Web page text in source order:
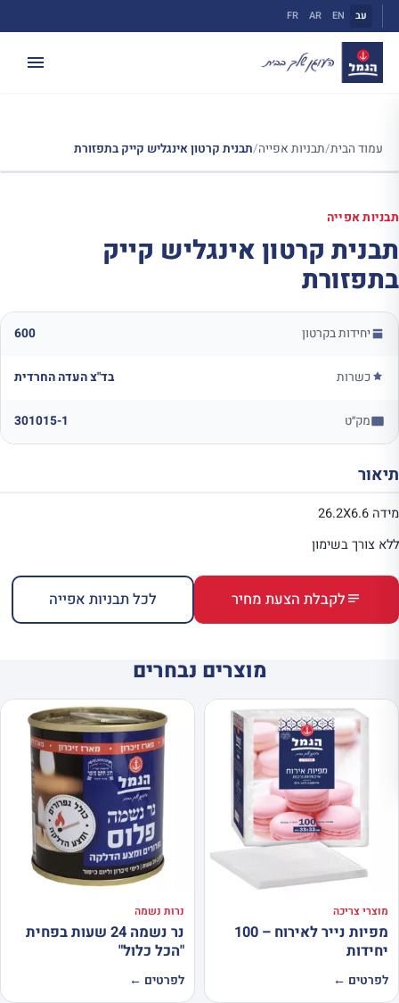
לתוכן
עב EN
AR
FR
עמוד הבית/תבניות אפייה/תבנית קרטון אינגליש קייק בתפזורת
תבניות אפייה
תבנית קרטון אינגליש קייק
בתפזורת
יחידות בקרטון 600
כשרות בד"צ העדה החרדית
מק״ט 301015-1
תיאור
מידה 26.2X6.6
ללא צורך בשימון
לקבלת הצעת מחיר לכל תבניות אפייה
מוצרים נבחרים
מוצרי צריכה
מפיות נייר לאירוח – 100
יחידות
לפרטים ←
נרות נשמה
נר נשמה 24 שעות בפחית
"הכל כלול"
לפרטים ←